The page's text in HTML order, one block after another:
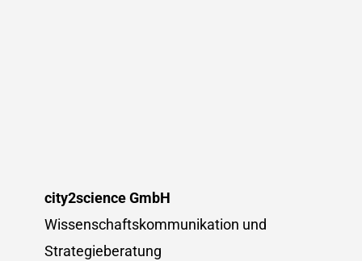
city2science GmbH
Wissenschaftskommunikation und
Strategieberatung